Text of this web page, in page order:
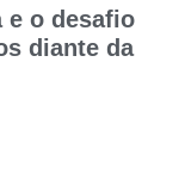
e o desafio
diante da